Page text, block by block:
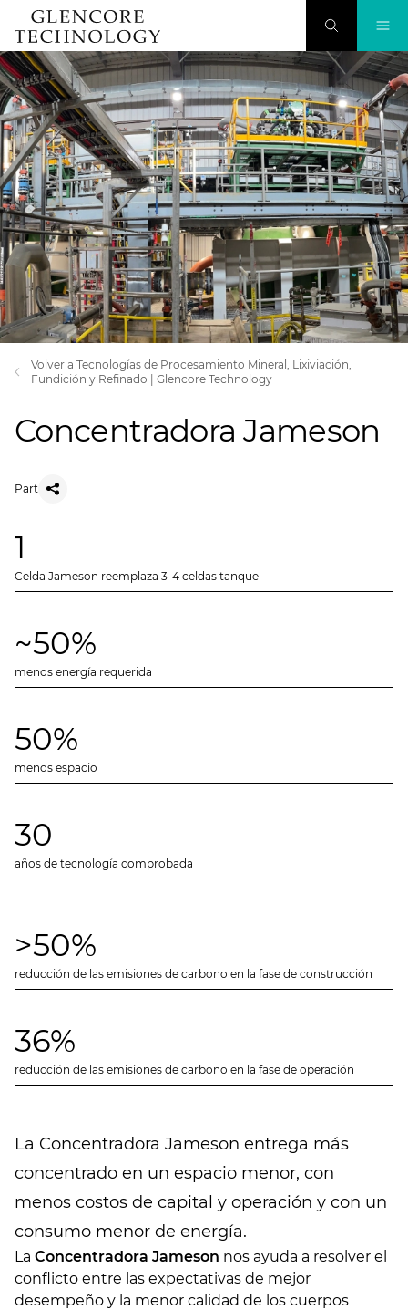
Volver a Tecnologías de Procesamiento Mineral, Lixiviación,
Fundición y Refinado | Glencore Technology
Concentradora Jameson
Part
1
Celda Jameson reemplaza 3-4 celdas tanque
~50%
menos energía requerida
50%
menos espacio
30
años de tecnología comprobada
>50%
reducción de las emisiones de carbono en la fase de construcción
36%
reducción de las emisiones de carbono en la fase de operación
La Concentradora Jameson entrega más
concentrado en un espacio menor, con
menos costos de capital y operación y con un
consumo menor de energía.
La Concentradora Jameson nos ayuda a resolver el
conflicto entre las expectativas de mejor
desempeño y la menor calidad de los cuerpos